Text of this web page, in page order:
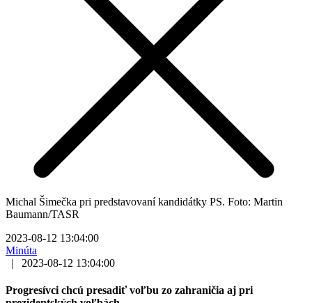
Michal Šimečka pri predstavovaní kandidátky PS. Foto: Martin
Baumann/TASR
2023-08-12 13:04:00
Minúta
|
2023-08-12 13:04:00
Progresívci chcú presadiť voľbu zo zahraničia aj pri